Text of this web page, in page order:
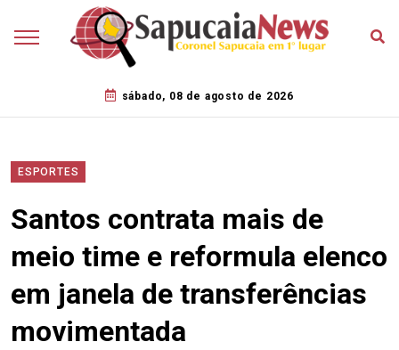
sábado, 08 de agosto de 2026
ESPORTES
Santos contrata mais de
meio time e reformula elenco
em janela de transferências
movimentada